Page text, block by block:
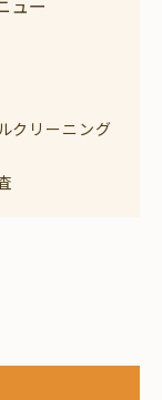
クリーニング